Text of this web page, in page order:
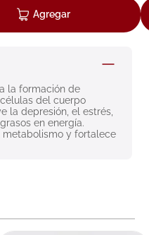
Agregar
la formación de
del cuerpo
la depresión, el estrés,
en energía.
metabolismo y fortalece